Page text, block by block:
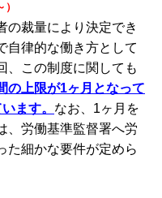
の裁量により決定でき
自律的な働き方として
、この制度に関しても
の上限が1ヶ月となって
ます。 なお、1ヶ月を
、労働基準監督署へ労
た細かな要件が定めら